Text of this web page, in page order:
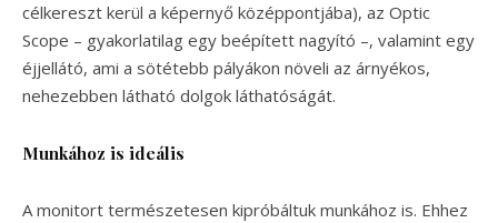
célkereszt kerül a képernyő középpontjába), az Optic
Scope – gyakorlatilag egy beépített nagyító –, valamint egy
éjjellátó, ami a sötétebb pályákon növeli az árnyékos,
nehezebben látható dolgok láthatóságát.
Munkához is ideális
A monitort természetesen kipróbáltuk munkához is. Ehhez